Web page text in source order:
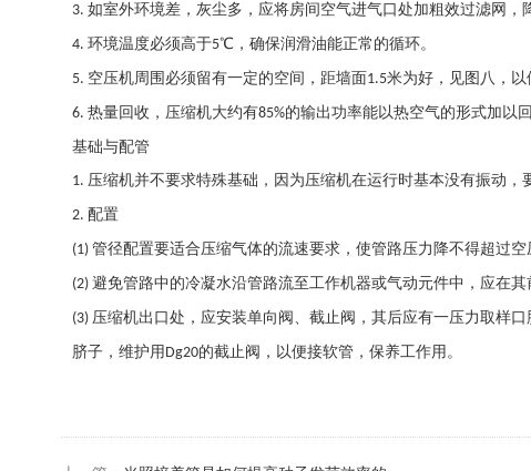
3. 如室外环境差，灰尘多，应将房间空气进气口处加粗效过滤网，
4. 环境温度必须高于5℃，确保润滑油能正常的循环。
5. 空压机周围必须留有一定的空间，距墙面1.5米为好，见图八，以
6. 热量回收，压缩机大约有85%的输出功率能以热空气的形式加以
基础与配管
1. 压缩机并不要求特殊基础，因为压缩机在运行时基本没有振动，
2. 配置
(1) 管径配置要适合压缩气体的流速要求，使管路压力降不得超过空
(2) 避免管路中的冷凝水沿管路流至工作机器或气动元件中，应在其
(3) 压缩机出口处，应安装单向阀、截止阀，其后应有一压力取样口
脐子，维护用 Dg20的截止阀，以便接软管，保养工作用。